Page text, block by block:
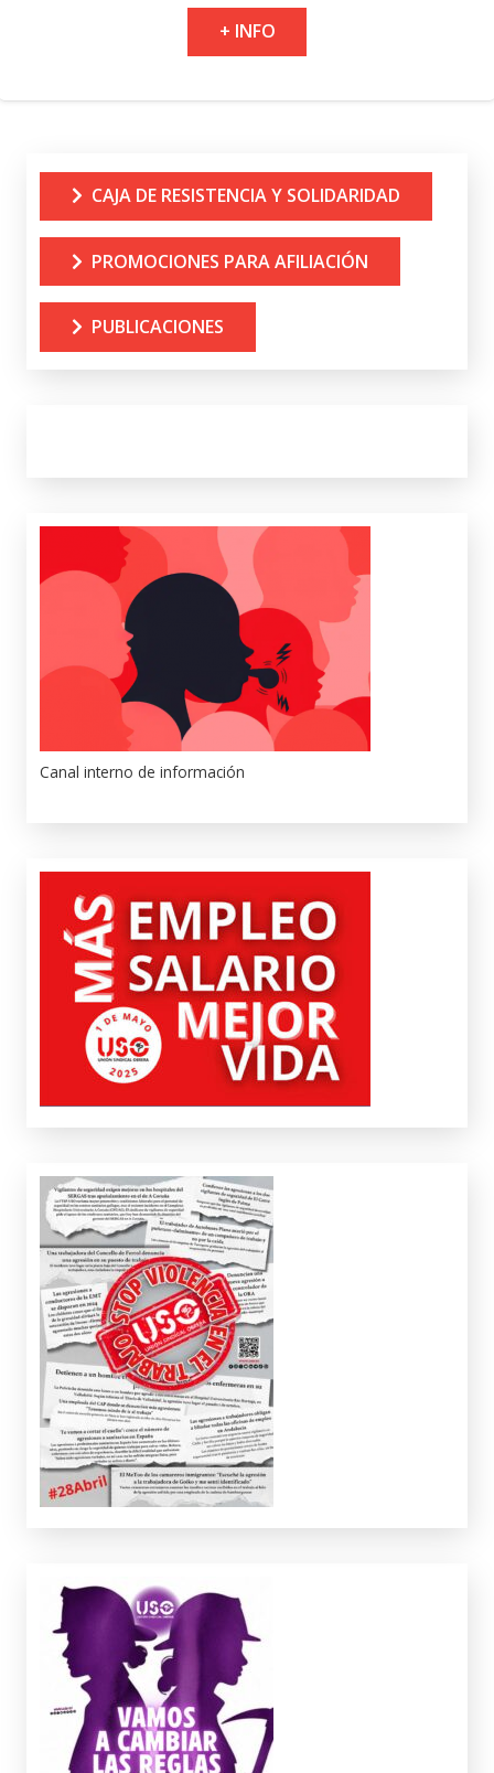
+ INFO
CAJA DE RESISTENCIA Y SOLIDARIDAD
PROMOCIONES PARA AFILIACIÓN
PUBLICACIONES
Canal interno de información